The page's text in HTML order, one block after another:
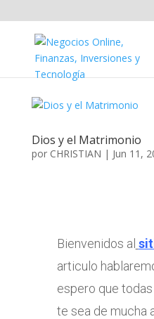
Dios y el Matrimonio
por CHRISTIAN | Jun 11,
Bienvenidos al
articulo
espero que
te sea de mucha